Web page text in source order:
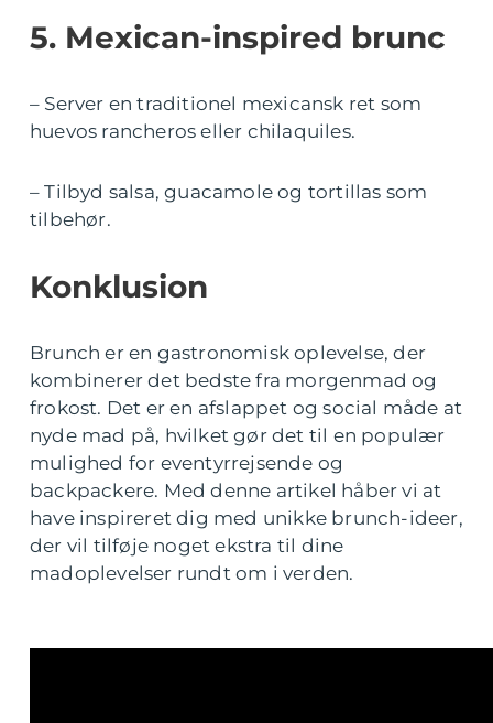
5. Mexican-inspired brunc
– Server en traditionel mexicansk ret som
huevos rancheros eller chilaquiles.
– Tilbyd salsa, guacamole og tortillas som
tilbehør.
Konklusion
Brunch er en gastronomisk oplevelse, der
kombinerer det bedste fra morgenmad og
frokost. Det er en afslappet og social måde at
nyde mad på, hvilket gør det til en populær
mulighed for eventyrrejsende og
backpackere. Med denne artikel håber vi at
have inspireret dig med unikke brunch-ideer,
der vil tilføje noget ekstra til dine
madoplevelser rundt om i verden.